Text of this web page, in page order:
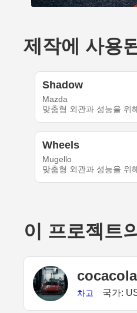
제작에 사용
Shadow
Mazda
맞춤형 외관과 성능을 위
Wheels
Mugello
맞춤형 외관과 성능을 위
이 프로젝트
차고 국가: